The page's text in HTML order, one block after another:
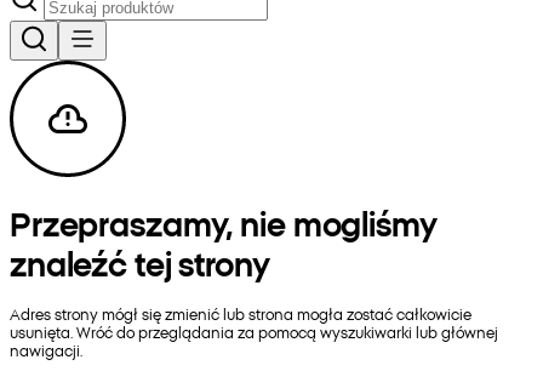
Przepraszamy, nie mogliśmy
znaleźć tej strony
Adres strony mógł się zmienić lub strona mogła zostać całkowicie
usunięta. Wróć do przeglądania za pomocą wyszukiwarki lub głównej
nawigacji.